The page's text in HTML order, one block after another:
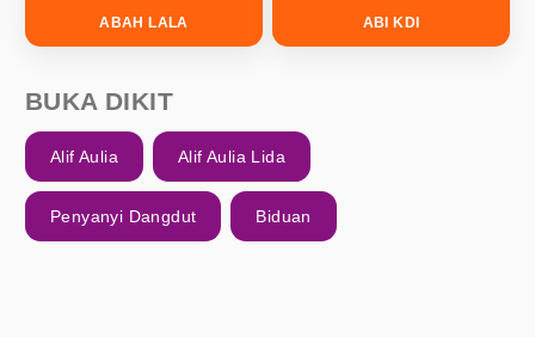
ABAH LALA ABI KDI
BUKA DIKIT
Alif Aulia Alif Aulia Lida
Penyanyi Dangdut Biduan